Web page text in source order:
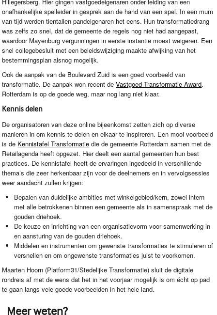
Hillegersberg. Hier gingen vastgoedeigenaren onder leiding van een
onafhankelijke spelleider in gesprek aan de hand van een spel. In een mum
van tijd werden tientallen pandeigenaren het eens. Hun transformatiedrang
was zelfs zo snel, dat de gemeente de regels nog niet had aangepast,
waardoor Mayenburg vergunningen in eerste instantie moest weigeren. Een
snel collegebesluit met een beleidswijziging maakte afwijking van het
bestemmingsplan alsnog mogelijk.
Ook de aanpak van de Boulevard Zuid is een goed voorbeeld van
transformatie. De aanpak won recent deVastgoed Transformatie Award.
Rotterdam is op de goede weg, maar nog lang niet klaar.
Kennis delen
De organisatoren van deze online bijeenkomst zetten zich op diverse
manieren in om kennis te delen en elkaar te inspireren. Een mooi voorbeeld
is de Kennistafel Transformatie die de gemeente Rotterdam samen met de
Retailagenda heeft opgezet. Hier deelt een aantal gemeenten hun best
practices. De kennistafel heeft de ervaringen ingedeeld in verschillende
thema’s die zeer herkenbaar zijn voor de deelnemers en in vervolgsessies
weer aandacht zullen krijgen:
Bepalen van duidelijke ambities met winkelgebied/kern, zowel intern
met alle betrokkenen binnen een gemeente als in samenspraak met de
gouden driehoek.
De keuze en inrichting van een organisatievorm voor samenwerking in
en aansturing van de gouden driehoek.
Middelen en instrumenten om gewenste transformaties te stimuleren of
versnellen en om ongewenste transformaties juist te voorkomen.
Maarten Hoorn (Platform31/Stedelijke Transformatie) sluit de digitale
rondreis af met de wens dat het in het voorjaar mogelijk is om écht op pad
te gaan langs vele goede voorbeelden in het hele land.
Meer weten?